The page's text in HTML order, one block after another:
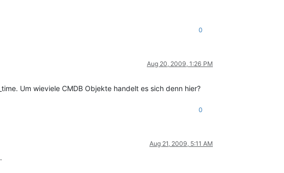
0
Aug 20, 2009, 1:26 PM
Um wieviele CMDB Objekte handelt es sich denn hier?
0
Aug 21, 2009, 5:11 AM